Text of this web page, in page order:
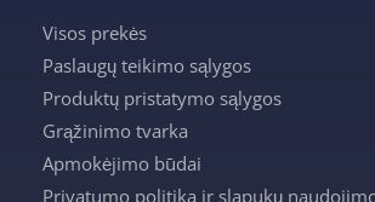
Visos prekės
Paslaugų teikimo sąlygos
Produktų pristatymo sąlygos
Grąžinimo tvarka
Apmokėjimo būdai
Privatumo politika ir slapukų